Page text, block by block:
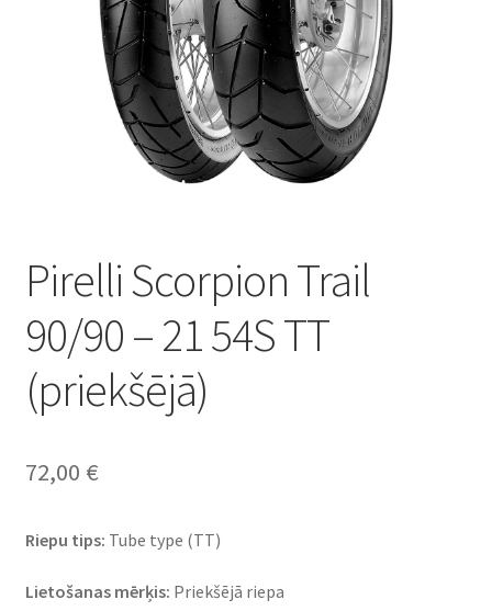
Pirelli Scorpion Trail
90/90 – 21 54S TT
(priekšējā)
72,00 €
Riepu tips: Tube type (TT)
Lietošanas mērķis: Priekšējā riepa